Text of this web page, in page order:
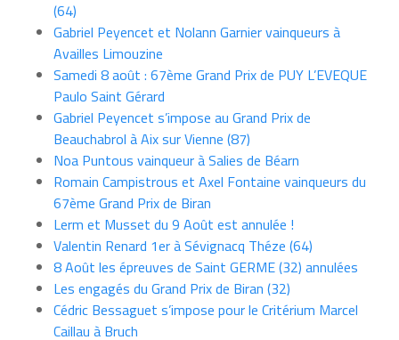
(64)
Gabriel Peyencet et Nolann Garnier vainqueurs à
Availles Limouzine
Samedi 8 août : 67ème Grand Prix de PUY L’EVEQUE
Paulo Saint Gérard
Gabriel Peyencet s’impose au Grand Prix de
Beauchabrol à Aix sur Vienne (87)
Noa Puntous vainqueur à Salies de Béarn
Romain Campistrous et Axel Fontaine vainqueurs du
67ème Grand Prix de Biran
Lerm et Musset du 9 Août est annulée !
Valentin Renard 1er à Sévignacq Théze (64)
8 Août les épreuves de Saint GERME (32) annulées
Les engagés du Grand Prix de Biran (32)
Cédric Bessaguet s’impose pour le Critérium Marcel
Caillau à Bruch